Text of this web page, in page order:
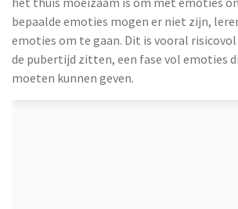
bepaalde emoties mogen er niet zijn,
emoties om te gaan. Dit is vooral
de pubertijd zitten, een fase vol emoties
moeten kunnen geven.